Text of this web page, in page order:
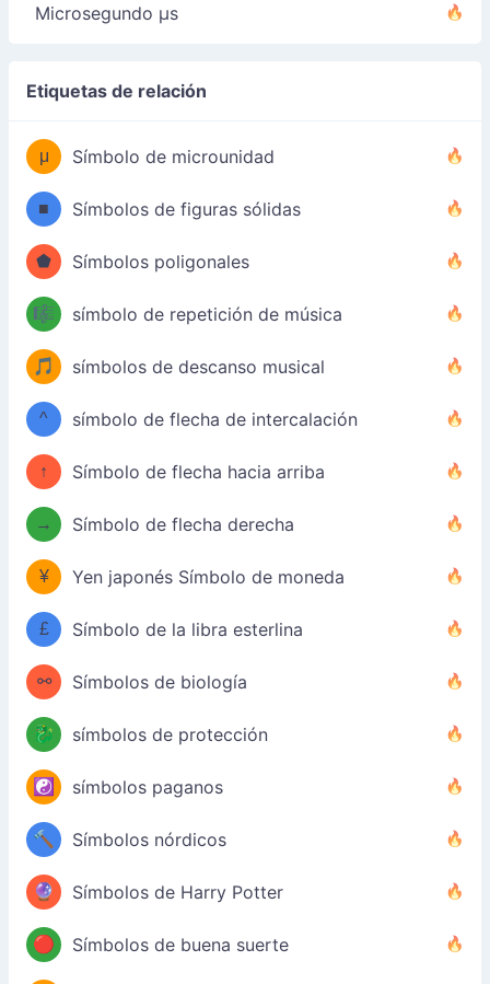
Microsegundo µs
Etiquetas de relación
μ Símbolo de microunidad
■ Símbolos de figuras sólidas
⬟ Símbolos poligonales
🎼 símbolo de repetición de música
🎵 símbolos de descanso musical
^ símbolo de flecha de intercalación
↑ Símbolo de flecha hacia arriba
→ Símbolo de flecha derecha
¥ Yen japonés Símbolo de moneda
£ Símbolo de la libra esterlina
⚯ Símbolos de biología
🐉 símbolos de protección
☯️ símbolos paganos
🔨 Símbolos nórdicos
🔮 Símbolos de Harry Potter
🔴 Símbolos de buena suerte